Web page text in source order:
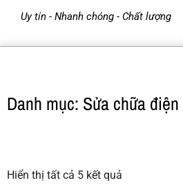
M
n
Uy tín - Nhanh chóng - Chất lượng
Danh mục: Sửa chữa
Hiển thị tất cả 5 kết quả